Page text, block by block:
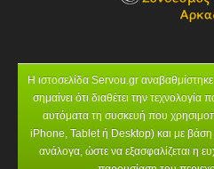
Η ιστοσελίδα Servou.gr
σημαίνει ότι διαθέτει την τεχνολογία
αυτόματα τη συσκευή που
iPhone, Tablet ή Desktop) και με βάση
ανάλογα, ώστε να εξασφαλίζεται η